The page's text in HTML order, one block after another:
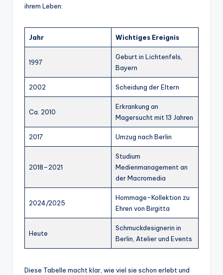
ihrem Leben:
Jahr Wichtiges Ereignis
1997
Geburt in Lichtenfels,
Bayern
2002 Scheidung der Eltern
Ca. 2010
Erkrankung an
Magersucht mit 13 Jahren
2017 Umzug nach Berlin
2018–2021
Studium
Medienmanagement an
der Macromedia
2024/2025
Hommage-Kollektion zu
Ehren von Birgitta
Heute
Schmuckdesignerin in
Berlin, Atelier und Events
Diese Tabelle macht klar, wie viel sie schon erlebt und